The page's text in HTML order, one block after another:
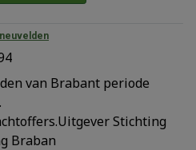
van Brabant periode
Stichting
Braban